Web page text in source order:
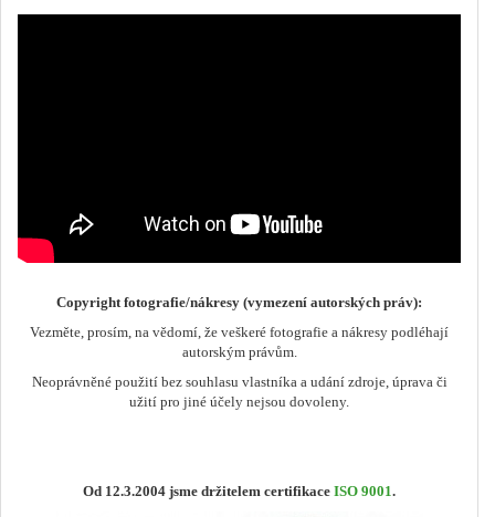
Copyright fotografie/nákresy (vymezení autorských práv):
Vezměte, prosím, na vědomí, že veškeré fotografie a nákresy podléhají
autorským právům.
Neoprávněné použití bez souhlasu vlastníka a udání zdroje, úprava či
užití pro jiné účely nejsou dovoleny.
Od 12.3.2004 jsme držitelem certifikace ISO 9001.